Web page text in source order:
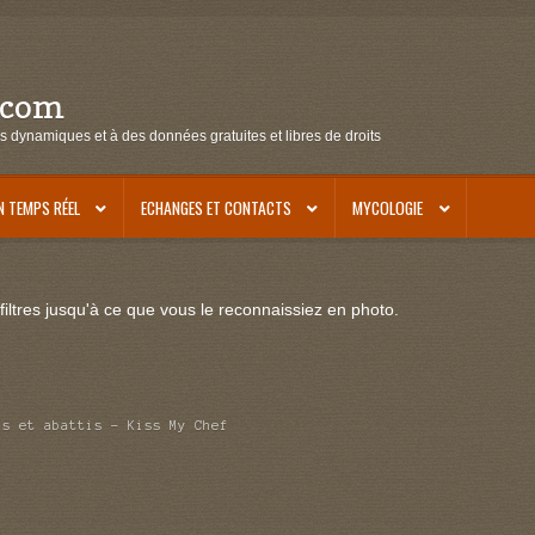
et à des données gratuites et libres de droits
TEMPS RÉEL ECHANGES ET CONTACTS MYCOLOGIE
jusqu'à ce que vous le reconnaissiez en photo.
et abattis – Kiss My Chef